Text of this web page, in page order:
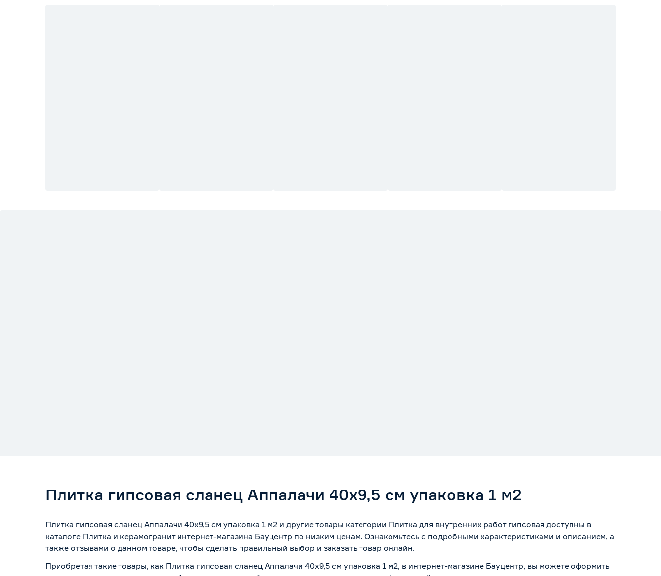
Плитка гипсовая сланец Аппалачи 40х9,5 см упаковка 1 м2
Плитка гипсовая сланец Аппалачи 40х9,5 см упаковка 1 м2 и другие товары категории Плитка для внутренних работ гипсовая доступны в
каталоге Плитка и керамогранит интернет-магазина Бауцентр по низким ценам. Ознакомьтесь с подробными характеристиками и описанием, а
также отзывами о данном товаре, чтобы сделать правильный выбор и заказать товар онлайн.
Приобретая такие товары, как Плитка гипсовая сланец Аппалачи 40х9,5 см упаковка 1 м2, в интернет-магазине Бауцентр, вы можете оформить